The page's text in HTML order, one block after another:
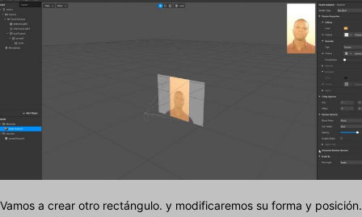
Vamos a crear otro rectángulo. y modificaremos su forma y posición.